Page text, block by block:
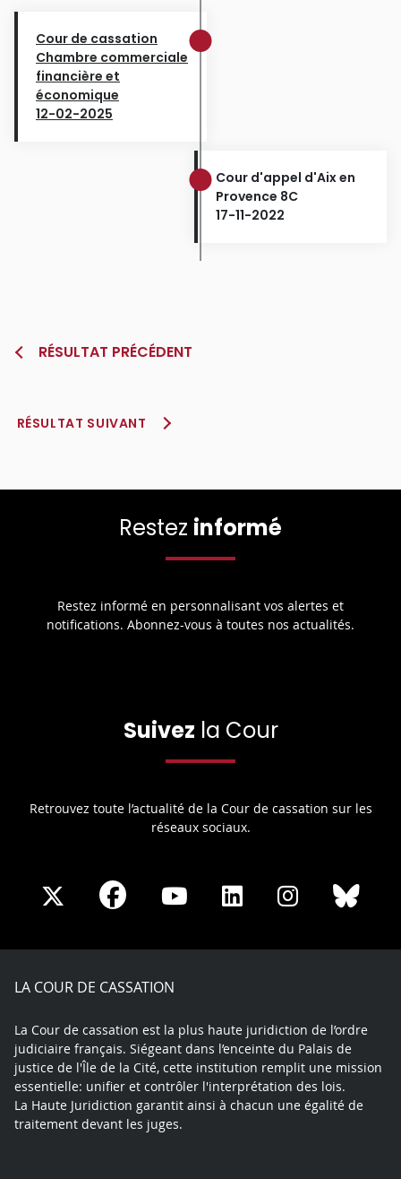
Cour de cassation
Chambre commerciale
financière et
économique
12-02-2025
Cour d'appel d'Aix en
Provence 8C
17-11-2022
RÉSULTAT PRÉCÉDENT
RÉSULTAT SUIVANT
Restez informé
Restez informé en personnalisant vos alertes et
notifications. Abonnez-vous à toutes nos actualités.
Suivez la Cour
Retrouvez toute l’actualité de la Cour de cassation sur les
réseaux sociaux.
Share
X
Share
Facebook
Share
Youtube
Share
LinkedIn
Share
Instagram
LA COUR DE CASSATION
La Cour de cassation est la plus haute juridiction de l’ordre
judiciaire français. Siégeant dans l’enceinte du Palais de
justice de l'Île de la Cité, cette institution remplit une mission
essentielle: unifier et contrôler l'interprétation des lois.
La Haute Juridiction garantit ainsi à chacun une égalité de
traitement devant les juges.